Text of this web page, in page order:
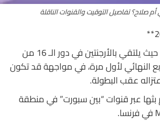
يخوض منتخب مصر تحديًا كبيرًا على ملعب “ميرسيديس بنز” في أتلانتا، حيث يلتقي بالأرجنتين في دور الـ 16 من
إلى ربع النهائي لأول مرة، في مواجهة قد تكون
عقب البطولة.
بثها عبر قنوات “بين سبورت” في منطقة